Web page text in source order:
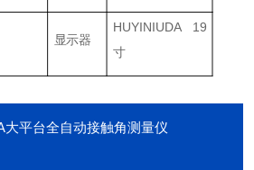
显示器
HUYINIUDA 19
寸
大平台全自动接触角测量仪